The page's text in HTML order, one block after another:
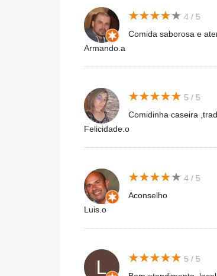
Armando.a
★★★★★
★★★★★ 4 / 5
Comida saborosa e
Felicidade.o
★★★★★
★★★★★ 5 / 5
Comidinha caseira
Luis.o
★★★★★
★★★★★ 4 / 5
Aconselho
★★★★★
★★★★★ 5 / 5